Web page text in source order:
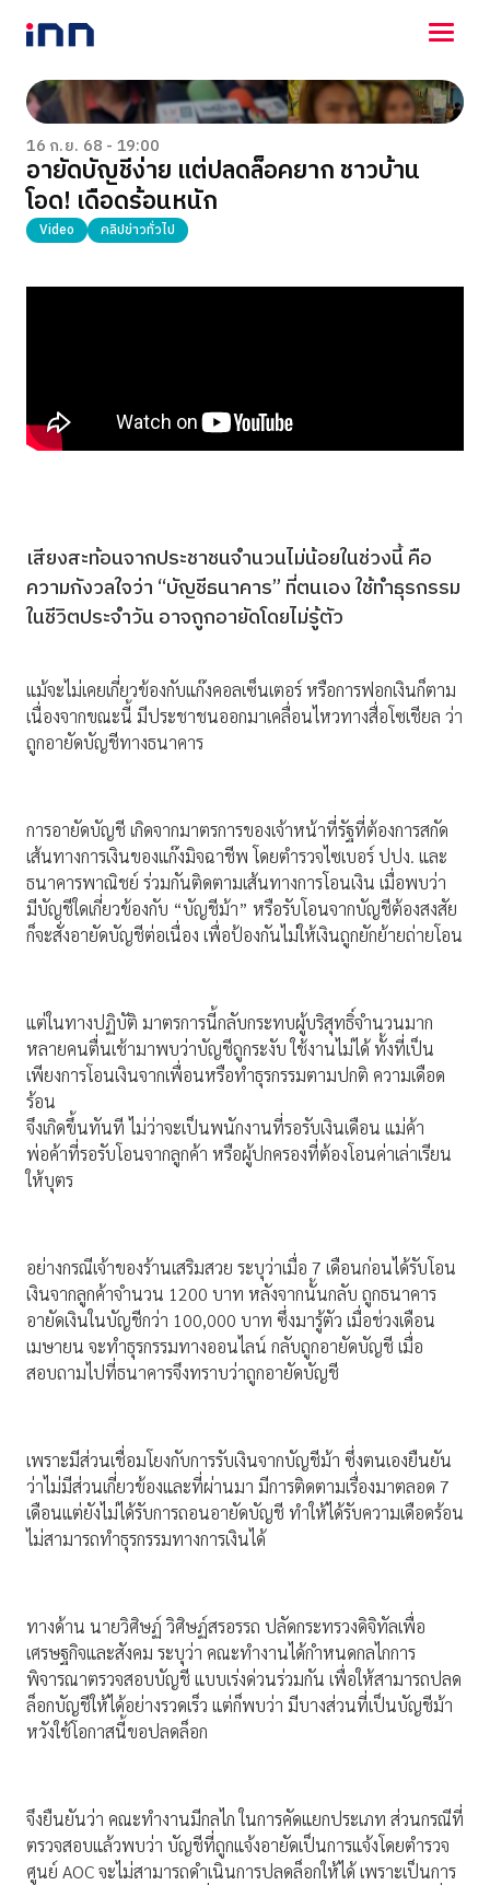
NEWS
ENTERTAINMENT
LIFESTYLE
HOROSCOPE
LOTTERY
VIDEO
16 ก.ย. 68 - 19:00
อายัดบัญชีง่าย แต่ปลดล็อคยาก ชาวบ้าน
โอด! เดือดร้อนหนัก
Video คลิปข่าวทั่วไป
เสียงสะท้อนจากประชาชนจำนวนไม่น้อยในช่วงนี้ คือ
ความกังวลใจว่า “บัญชีธนาคาร” ที่ตนเอง ใช้ทำธุรกรรม
ในชีวิตประจำวัน อาจถูกอายัดโดยไม่รู้ตัว
แม้จะไม่เคยเกี่ยวข้องกับแก๊งคอลเซ็นเตอร์ หรือการฟอกเงินก็ตาม
เนื่องจากขณะนี้ มีประชาชนออกมาเคลื่อนไหวทางสื่อโซเชียล ว่า
ถูกอายัดบัญชีทางธนาคาร
การอายัดบัญชี เกิดจากมาตรการของเจ้าหน้าที่รัฐที่ต้องการสกัด
เส้นทางการเงินของแก๊งมิจฉาชีพ โดยตำรวจไซเบอร์ ปปง. และ
ธนาคารพาณิชย์ ร่วมกันติดตามเส้นทางการโอนเงิน เมื่อพบว่า
มีบัญชีใดเกี่ยวข้องกับ “บัญชีม้า” หรือรับโอนจากบัญชีต้องสงสัย
ก็จะสั่งอายัดบัญชีต่อเนื่อง เพื่อป้องกันไม่ให้เงินถูกยักย้ายถ่ายโอน
แต่ในทางปฏิบัติ มาตรการนี้กลับกระทบผู้บริสุทธิ์จำนวนมาก
หลายคนตื่นเช้ามาพบว่าบัญชีถูกระงับ ใช้งานไม่ได้ ทั้งที่เป็น
เพียงการโอนเงินจากเพื่อนหรือทำธุรกรรมตามปกติ ความเดือด
ร้อน
จึงเกิดขึ้นทันที ไม่ว่าจะเป็นพนักงานที่รอรับเงินเดือน แม่ค้า
พ่อค้าที่รอรับโอนจากลูกค้า หรือผู้ปกครองที่ต้องโอนค่าเล่าเรียน
ให้บุตร
อย่างกรณีเจ้าของร้านเสริมสวย ระบุว่าเมื่อ 7 เดือนก่อนได้รับโอน
เงินจากลูกค้าจำนวน 1200 บาท หลังจากนั้นกลับ ถูกธนาคาร
อายัดเงินในบัญชีกว่า 100,000 บาท ซึ่งมารู้ตัว เมื่อช่วงเดือน
เมษายน จะทำธุรกรรมทางออนไลน์ กลับถูกอายัดบัญชี เมื่อ
สอบถามไปที่ธนาคารจึงทราบว่าถูกอายัดบัญชี
เพราะมีส่วนเชื่อมโยงกับการรับเงินจากบัญชีม้า ซึ่งตนเองยืนยัน
ว่าไม่มีส่วนเกี่ยวข้องและที่ผ่านมา มีการติดตามเรื่องมาตลอด 7
เดือนแต่ยังไม่ได้รับการถอนอายัดบัญชี ทำให้ได้รับความเดือดร้อน
ไม่สามารถทำธุรกรรมทางการเงินได้
ทางด้าน นายวิศิษฏ์ วิศิษฏ์สรอรรถ ปลัดกระทรวงดิจิทัลเพื่อ
เศรษฐกิจและสังคม ระบุว่า คณะทำงานได้กำหนดกลไกการ
พิจารณาตรวจสอบบัญชี แบบเร่งด่วนร่วมกัน เพื่อให้สามารถปลด
ล็อกบัญชีให้ได้อย่างรวดเร็ว แต่ก็พบว่า มีบางส่วนที่เป็นบัญชีม้า
หวังใช้โอกาสนี้ขอปลดล็อก
จึงยืนยันว่า คณะทำงานมีกลไก ในการคัดแยกประเภท ส่วนกรณีที่
ตรวจสอบแล้วพบว่า บัญชีที่ถูกแจ้งอายัดเป็นการแจ้งโดยตำรวจ
ศูนย์ AOC จะไม่สามารถดำเนินการปลดล็อกให้ได้ เพราะเป็นการ